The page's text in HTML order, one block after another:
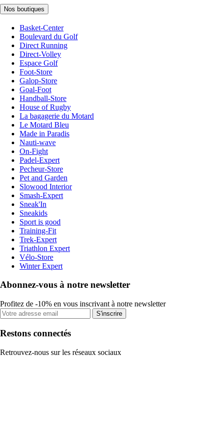
Nos boutiques
Basket-Center
Boulevard du Golf
Direct Running
Direct-Volley
Espace Golf
Foot-Store
Galop-Store
Goal-Foot
Handball-Store
House of Rugby
La bagagerie du Motard
Le Motard Bleu
Made in Paradis
Nauti-wave
On-Fight
Padel-Expert
Pecheur-Store
Pet and Garden
Slowood Interior
Smash-Expert
Sneak'In
Sneakids
Sport is good
Training-Fit
Trek-Expert
Triathlon Expert
Vélo-Store
Winter Expert
Abonnez-vous à notre newsletter
Profitez de -10% en vous inscrivant à notre newsletter
S'inscrire
Restons connectés
Retrouvez-nous sur les réseaux sociaux